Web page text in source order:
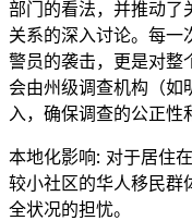
部门的看法，并推动了
关系的深入讨论。每一
警员的袭击，更是对整
会由州级调查机构（
入，确保调查的公正性
本地化影响: 对于居住
较小社区的华人移民群
全状况的担忧。